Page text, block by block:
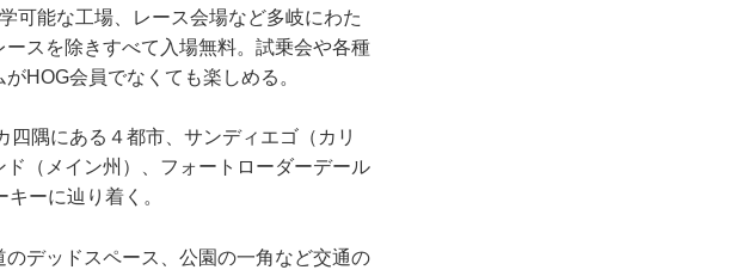
可能な工場、レース会場など多岐にわた
スを除きすべて入場無料。試乗会や各種
HOG会員でなくても楽しめる。
隅にある４都市、サンディエゴ（カリ
（メイン州）、フォートローダーデール
ーに辿り着く。
デッドスペース、公園の一角など交通の